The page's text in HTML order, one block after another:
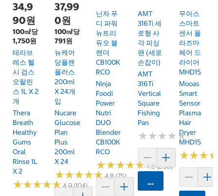
34,9
90원
100㎖당
1,750원
테라브
레스 헬
시 검스
오랄린
스 1L X 2
개
Thera
Breath
Healthy
Gums
Oral
Rinse 1L
X 2
★★★★★
★★★★★4.9 (104)
37,99
0원
100㎖당
791원
뉴케어
당플랜
플러스
200ml
X 24개
입
Nucare
Glucose
Plan
Plus
200ml
X 24
★★★★★
★★★★★4.8 (75)
닌자 푸
디 파워
뉴트리
듀오 블
렌더
CB100K
RCO
Ninja
Foodi
Power
Nutri
DUO
Blender
CB100K
RCO
★★★★★
★★★★★4.8 (250)
AMT
316Ti 세
로형 사
각 피싱
팬 (세로
손잡이)
AMT
316Ti
Vertical
Square
Fishing
Pan
★★★★★
★★★★★
카트에 담기
무아스
스마트
센서 플
라즈마
헤어 드
라이어
MHD15
Mooas
Smart
Sensor
Plasma
Hair
Dryer
MHD15
★★★
★★★